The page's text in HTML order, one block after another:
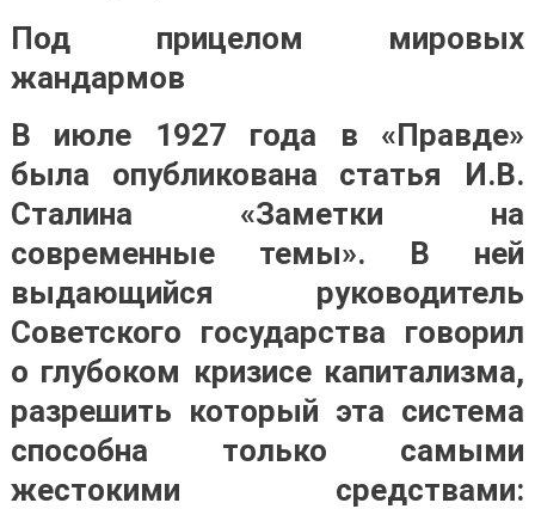
Под прицелом мировых
жандармов
В июле 1927 года в «Правде»
была опубликована статья И.В.
Сталина «Заметки на
современные темы». В ней
выдающийся руководитель
Советского государства говорил
о глубоком кризисе капитализма,
разрешить который эта система
способна только самыми
жестокими средствами: